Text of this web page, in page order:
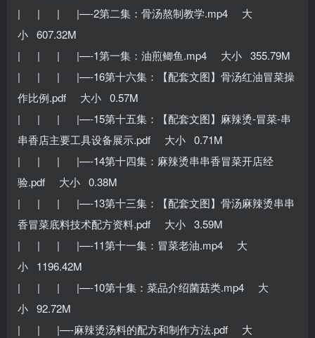
| | | |—-2第二集：骨汤熬制教学.mp4 大
小 607.32M
| | | |—-1第一集：油煎鲫鱼.mp4 大小 355.79M
| | | |—-16第十六集：【配套文图】骨汤红油冒菜操
作比例.pdf 大小 0.57M
| | | |—-15第十五集：【配套文图】麻辣烫-冒菜-串
串香店主要工具设备展示.pdf 大小 0.71M
| | | |—-14第十四集：麻辣烫串串香冒菜开店经
验.pdf 大小 0.38M
| | | |—-13第十三集：【配套文图】骨汤麻辣烫串串
香冒菜底料技术配方资料.pdf 大小 3.59M
| | | |—-11第十一集：冒菜老油.mp4 大
小 1196.42M
| | | |—-10第十集：菜品介绍菌菇类.mp4 大
小 92.72M
| | |—-麻辣烫汤料的配方和制作方法.pdf 大